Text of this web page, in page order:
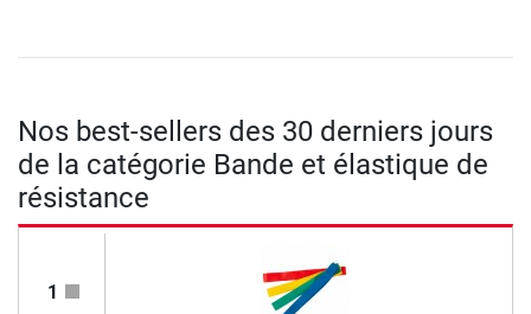
Nos best-sellers des 30 derniers jours
de la catégorie Bande et élastique de
résistance
1